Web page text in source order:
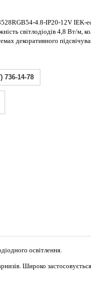
4.8-IP20-12V IEK-
світлодіодів 4,8 Вт/м,
декоративного
736-14-78
освітлення.
Широко